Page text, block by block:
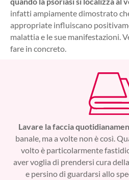
infatti ampiamente dimostrato
appropriate influiscano
malattia e le sue manifestazioni.
fare in concreto.
Lavare la faccia
banale, ma a volte non è così.
volto è particolarmente
aver voglia di prendersi cura
e persino di guardarsi allo